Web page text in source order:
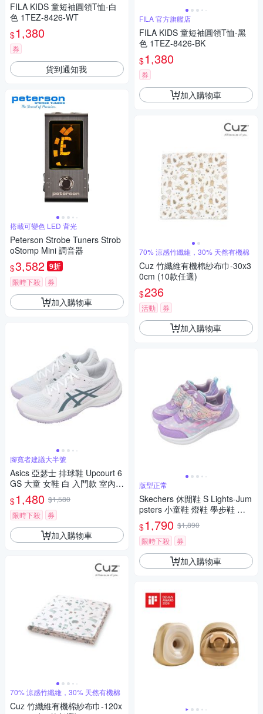
FILA KIDS 童短袖圓領T恤-白
色 1TEZ-8426-WT
$1,380
券
貨到通知我
搭載可變色 LED 背光
Peterson Strobe Tuners Strob
oStomp Mini 調音器
$3,582 9折
限時下殺 券
加入購物車
腳寬者建議大半號
Asics 亞瑟士 排球鞋 Upcourt 6
GS 大童 女鞋 白 入門款 室內運
動 1074A045102
$1,480 $1,580
限時下殺
券
加入購物車
70% 涼感竹纖維，30% 天然有機棉
Cuz 竹纖維有機棉紗布巾-120x
FILA 官方旗艦店
FILA KIDS 童短袖圓領T恤-黑
色 1TEZ-8426-BK
$1,380
券
加入購物車
70% 涼感竹纖維，30% 天然有機棉
Cuz 竹纖維有機棉紗布巾-30x3
0cm (10款任選)
$236
活動 券
加入購物車
版型正常
Skechers 休閒鞋 S Lights-Jum
psters 小童鞋 燈鞋 學步鞋 紫
魔鬼氈 303068NLAV
$1,790 $1,890
限時下殺
券
加入購物車